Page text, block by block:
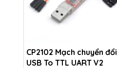
CP2102 Mạch chuyển đổi
USB To TTL UART V2